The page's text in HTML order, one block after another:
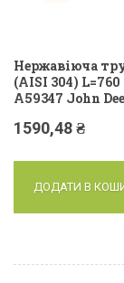
Нержавіюча
(AISI 304)
A59347 John
1590,48₴
ДОДАТИ В